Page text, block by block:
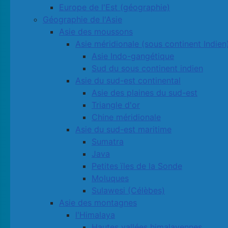
Europe de l'Est (géographie)
Géographie de l'Asie
Asie des moussons
Asie méridionale (sous continent
Asie Indo-gangétique
Sud du sous continent indien
Asie du sud-est continental
Asie des plaines du sud-est
Triangle d'or
Chine méridionale
Asie du sud-est maritime
Sumatra
Java
Petites ïles de la Sonde
Moluques
Sulawesi (Célèbes)
Asie des montagnes
l'Himalaya